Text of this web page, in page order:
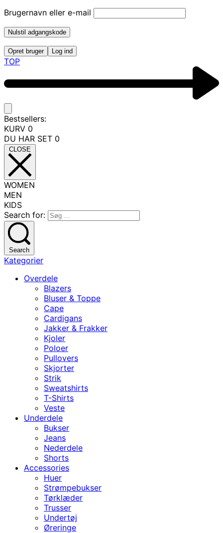
Brugernavn eller e-mail
Nulstil adgangskode
Opret bruger Log ind
TOP
Bestsellers:
KURV 0
DU HAR SET 0
CLOSE
WOMEN
MEN
KIDS
Search for:
Search
Kategorier
Overdele
Blazers
Bluser & Toppe
Cape
Cardigans
Jakker & Frakker
Kjoler
Poloer
Pullovers
Skjorter
Strik
Sweatshirts
T-Shirts
Veste
Underdele
Bukser
Jeans
Nederdele
Shorts
Accessories
Huer
Strømpebukser
Tørklæder
Trusser
Undertøj
Øreringe